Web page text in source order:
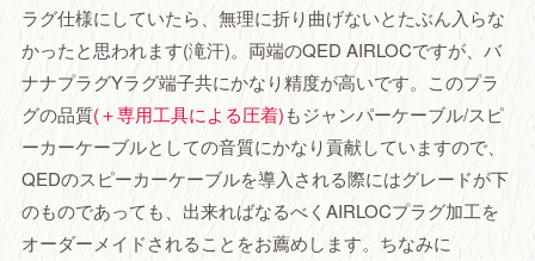
ラグ仕様にしていたら、無理に折り曲げないとたぶん入らな
かったと思われます(滝汗)。両端のQED AIRLOCですが、バ
ナナプラグYラグ端子共にかなり精度が高いです。このプラ
グの品質(＋専用工具による圧着)もジャンパーケーブル/スピ
ーカーケーブルとしての音質にかなり貢献していますので、
QEDのスピーカーケーブルを導入される際にはグレードが下
のものであっても、出来ればなるべくAIRLOCプラグ加工を
オーダーメイドされることをお薦めします。ちなみに